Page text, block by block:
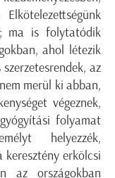
ma is folytatódik
ahol létezik
az
merül ki abban,
végeznek,
folyamat
helyezzék,
erkölcsi
az országokban